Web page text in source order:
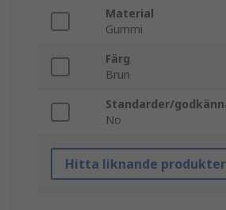
Material
Gummi
Färg
Brun
Standarder/
No
Hitta liknande produkter